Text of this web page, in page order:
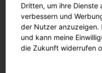
Hier ansehen
Menge
Dritten, um ihre
verbessern und
der Nutzer anzuzeigen.
und kann meine
die Zukunft widerrufen